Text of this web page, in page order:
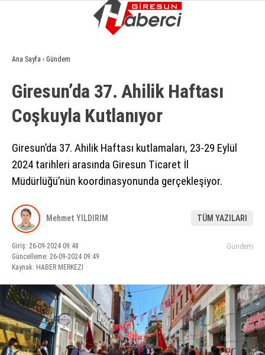
WhatsApp İhbar Hattı
GÜNDEM
EKONOMI
SIYASET
ASAYIŞ
YAŞAM
SAĞLIK
KÜLTÜR SANAT
SERVISLER
Ana Sayfa › Gündem
Giresun’da 37. Ahilik Haftası
Coşkuyla Kutlanıyor
Giresun’da 37. Ahilik Haftası kutlamaları, 23-29 Eylül
2024 tarihleri arasında Giresun Ticaret İl
Müdürlüğü’nün koordinasyonunda gerçekleşiyor.
Mehmet YILDIRIM TÜM YAZILARI
Giriş: 26-09-2024 09:48
Güncelleme: 26-09-2024 09:49
Kaynak: HABER MERKEZI
Gündem